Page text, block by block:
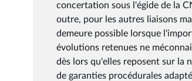
concertation sous l'égide de la
outre, pour les autres liaisons
demeure possible lorsque
évolutions retenues ne
dès lors qu'elles reposent sur la
de garanties procédurales